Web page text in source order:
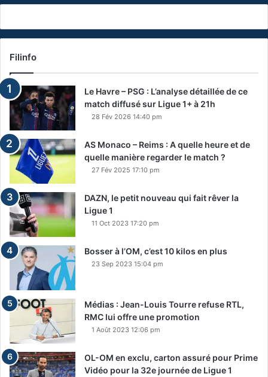
Filinfo
Le Havre – PSG : L’analyse détaillée de ce
match diffusé sur Ligue 1+ à 21h
28 Fév 2026 14:40 pm
AS Monaco – Reims : A quelle heure et de
quelle manière regarder le match ?
27 Fév 2025 17:10 pm
DAZN, le petit nouveau qui fait rêver la
Ligue 1
11 Oct 2023 17:20 pm
Bosser à l’OM, c’est 10 kilos en plus
23 Sep 2023 15:04 pm
Médias : Jean-Louis Tourre refuse RTL,
RMC lui offre une promotion
1 Août 2023 12:06 pm
OL-OM en exclu, carton assuré pour Prime
Vidéo pour la 32e journée de Ligue 1